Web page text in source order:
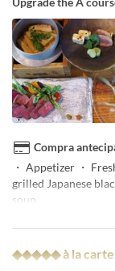
Compra
・ Appetizer ・
grilled Japanese
soup
◆◆◆◆◆ à la